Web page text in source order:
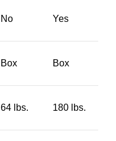
No Yes
Box Box
64 lbs. 180 lbs.